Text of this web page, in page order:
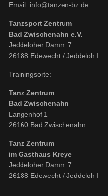
Email: info@tanzen-bz.de
Tanzsport Zentrum
Bad Zwischenahn e.V.
Jeddeloher Damm 7
26188 Edewecht / Jeddeloh I
Trainingsorte:
Tanz Zentrum
Bad Zwischenahn
Langenhof 1
26160 Bad Zwischenahn
Tanz Zentrum
im Gasthaus Kreye
Jeddeloher Damm 7
26188 Edewecht / Jeddeloh I